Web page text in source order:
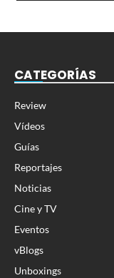
CATEGORÍAS
Review
Vídeos
Guías
Reportajes
Noticias
Cine y TV
Eventos
vBlogs
Unboxings